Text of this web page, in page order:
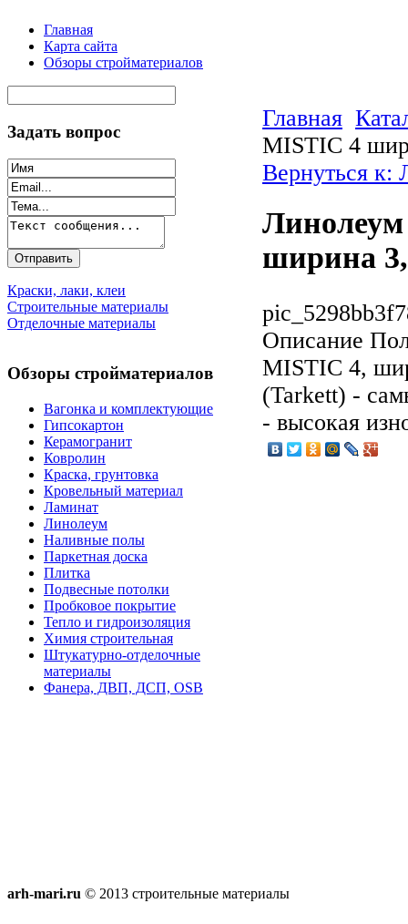
Главная
Карта сайта
Обзоры стройматериалов
Задать вопрос
Краски, лаки, клеи
Строительные материалы
Отделочные материалы
Обзоры стройматериалов
Вагонка и комплектующие
Гипсокартон
Керамогранит
Ковролин
Краска, грунтовка
Кровельный материал
Ламинат
Линолеум
Наливные полы
Паркетная доска
Плитка
Подвесные потолки
Пробковое покрытие
Тепло и гидроизоляция
Химия строительная
Штукатурно-отделочные
материалы
Фанера, ДВП, ДСП, OSB
Главная
MISTIC 4
Вернуться к:
ширина
Описание
MISTIC 4,
(Tarkett) -
- высокая
arh-mari.ru © 2013 строительные материалы